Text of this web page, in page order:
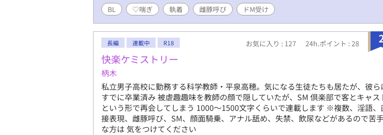
BL ♡喘ぎ 執着 雌豚呼び ドM受け
長編 連載中 R18 お気に入り : 127 24h.ポイント : 28
快楽ケミストリー
柄木
私立男子高校に勤務する科学教師・平泉高穂。気になる生徒たちも居たが、彼ら
すでに卒業済み 被虐趣趣味を教師の顔で隠していたが、SM 倶楽部で客とキャス
という形で再会してしまう 1000〜1500文字くらいで連載します ※複数、淫語、
接表現、雌豚呼び、SM、顔面騎乗、アナル舐め、失禁、飲尿などがあるので苦
な方は 気をつけてください